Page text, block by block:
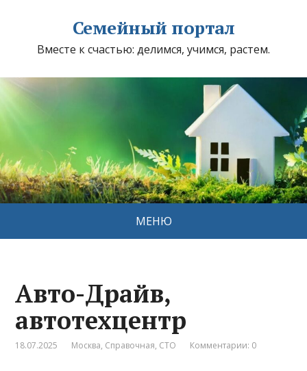
Семейный портал
Вместе к счастью: делимся, учимся, растем.
МЕНЮ
Авто-Драйв,
автотехцентр
18.07.2025 Москва, Справочная, СТО Комментарии: 0